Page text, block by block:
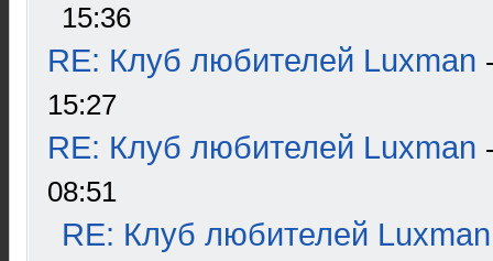
15:36
RE: Клуб любителей Luxman
15:27
RE: Клуб любителей Luxman
08:51
RE: Клуб любителей Luxman